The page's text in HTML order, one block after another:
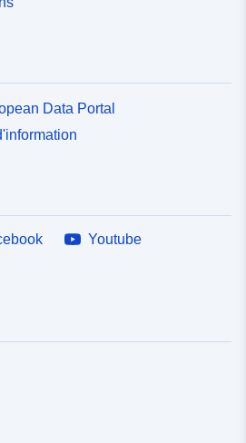
Data Portal
Youtube